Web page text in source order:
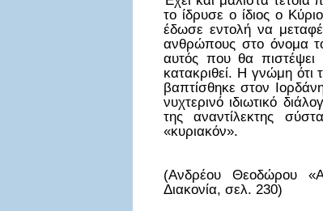
το ίδρυσε ο ίδιος ο
έδωσε εντολή να
ανθρώπους στο όνομα
αυτός που θα πιστέψει
κατακριθεί. Η γνώμη
βαπτίσθηκε στον
νυχτερινό ιδιωτικό
της αναντίλεκτης
«κυριακόν».
(Ανδρέου Θεοδώρου
Διακονία, σελ. 230)